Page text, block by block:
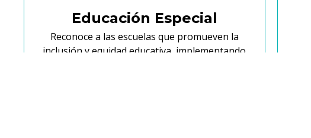
Educación Especial
Reconoce a las escuelas que promueven la
inclusión y equidad educativa, implementando